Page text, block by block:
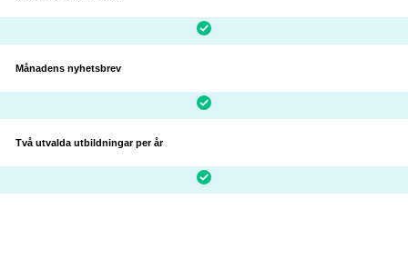
Månadens nyhetsbrev
Två utvalda utbildningar per år